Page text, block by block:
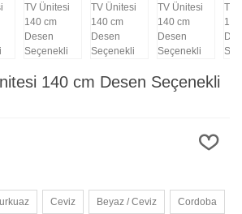
140 cm Desen Seçenekli
Ceviz Beyaz / Ceviz Cordoba